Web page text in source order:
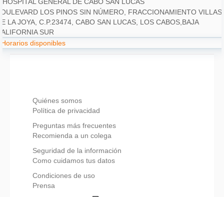
LOS PINOS SIN NÚMERO, FRACCIONAMIENTO VILLAS
LA JOYA, C.P.23474, CABO SAN LUCAS, LOS CABOS,BAJA
SUR
Horarios disponibles
Quiénes somos
Política de privacidad
Preguntas más frecuentes
Recomienda a un colega
Seguridad de la información
Como cuidamos tus datos
Condiciones de uso
Prensa